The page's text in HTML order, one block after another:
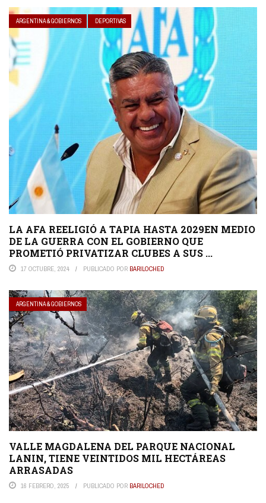
ARGENTINA & GOBIERNOS DEPORTIVAS
LA AFA REELIGIÓ A TAPIA HASTA 2029EN MEDIO
DE LA GUERRA CON EL GOBIERNO QUE
PROMETIÓ PRIVATIZAR CLUBES A SUS ...
17 OCTUBRE, 2024 PUBLICADO POR BARILOCHED
ARGENTINA & GOBIERNOS
VALLE MAGDALENA DEL PARQUE NACIONAL
LANIN, TIENE VEINTIDOS MIL HECTÁREAS
ARRASADAS
16 FEBRERO, 2025 PUBLICADO POR BARILOCHED